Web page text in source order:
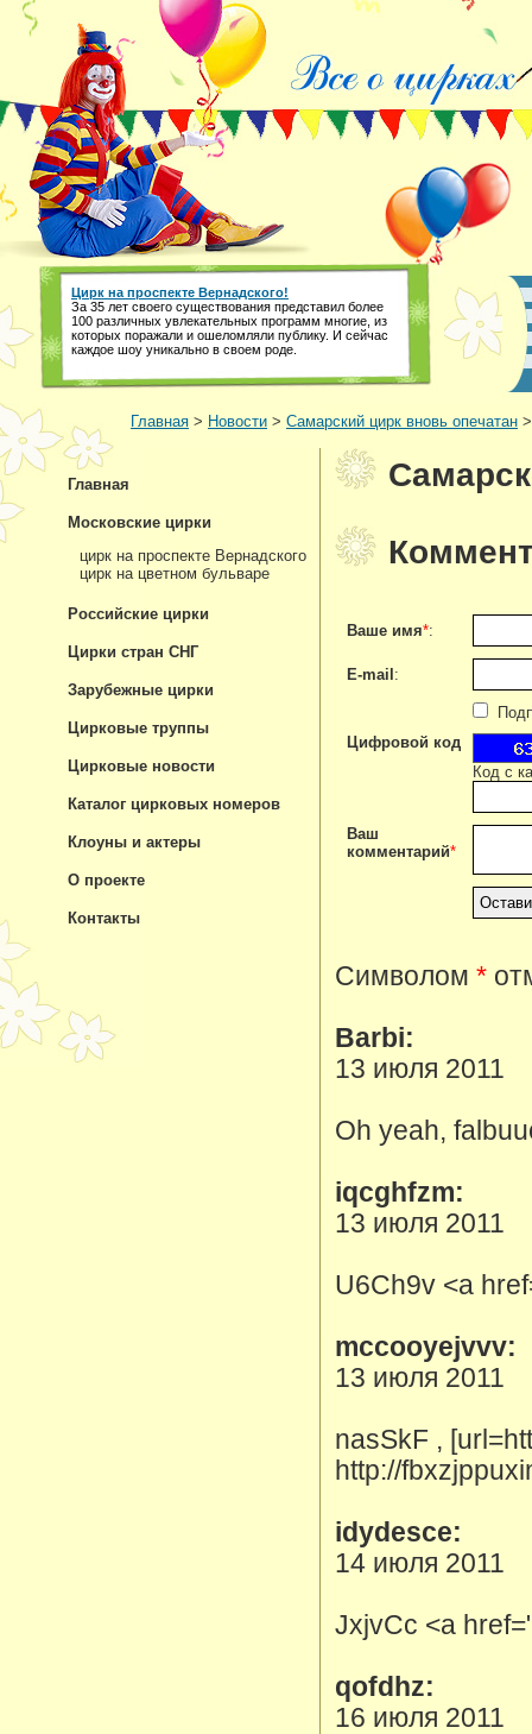
Цирк на проспекте Вернадского!
За 35 лет своего существования представил более
100 различных увлекательных программ многие, из
которых поражали и ошеломляли публику. И сейчас
каждое шоу уникально в своем роде.
Главная > Новости > Самарский цирк вновь опечатан
Ваше имя*:
E-mail :
Цифровой код
Код с
Ваш
комментарий*
Символом *
Barbi:
13 июля 2011
Oh yeah,
iqcghfzm:
13 июля 2011
U6Ch9v <a
mccooyejvvv:
13 июля 2011
nasSkF ,
http://
idydesce:
14 июля 2011
JxjvCc <a
qofdhz:
16 июля 2011
Главная
Московские цирки
цирк на проспекте Вернадского
цирк на цветном бульваре
Российские цирки
Цирки стран СНГ
Зарубежные цирки
Цирковые труппы
Цирковые новости
Каталог цирковых номеров
Клоуны и актеры
О проекте
Контакты